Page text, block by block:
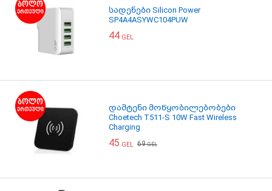
სადენები Silicon Power
SP4A4ASYWC104PUW
44 GEL
დამტენი მოწყობილებობები
Choetech T511-S 10W Fast Wireless
Charging
45 GEL 69GEL